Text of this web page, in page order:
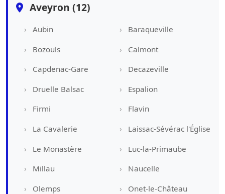
Aveyron (12)
Aubin
Baraqueville
Bozouls
Calmont
Capdenac-Gare
Decazeville
Druelle Balsac
Espalion
Firmi
Flavin
La Cavalerie
Laissac-Sévérac l'Église
Le Monastère
Luc-la-Primaube
Millau
Naucelle
Olemps
Onet-le-Château